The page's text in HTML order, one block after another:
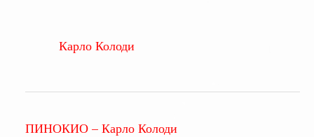
Карло Колоди
ПИНОКИО – Карло Колоди